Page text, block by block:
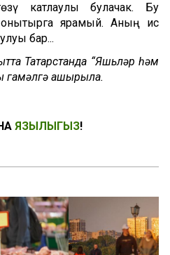
төзү катлаулы булачак. Бу
ярамый. Аның исә
бар...
Татарстанда “Яшьләр һәм
гамәлгә ашырыла.
ЯЗЫЛЫГЫЗ!